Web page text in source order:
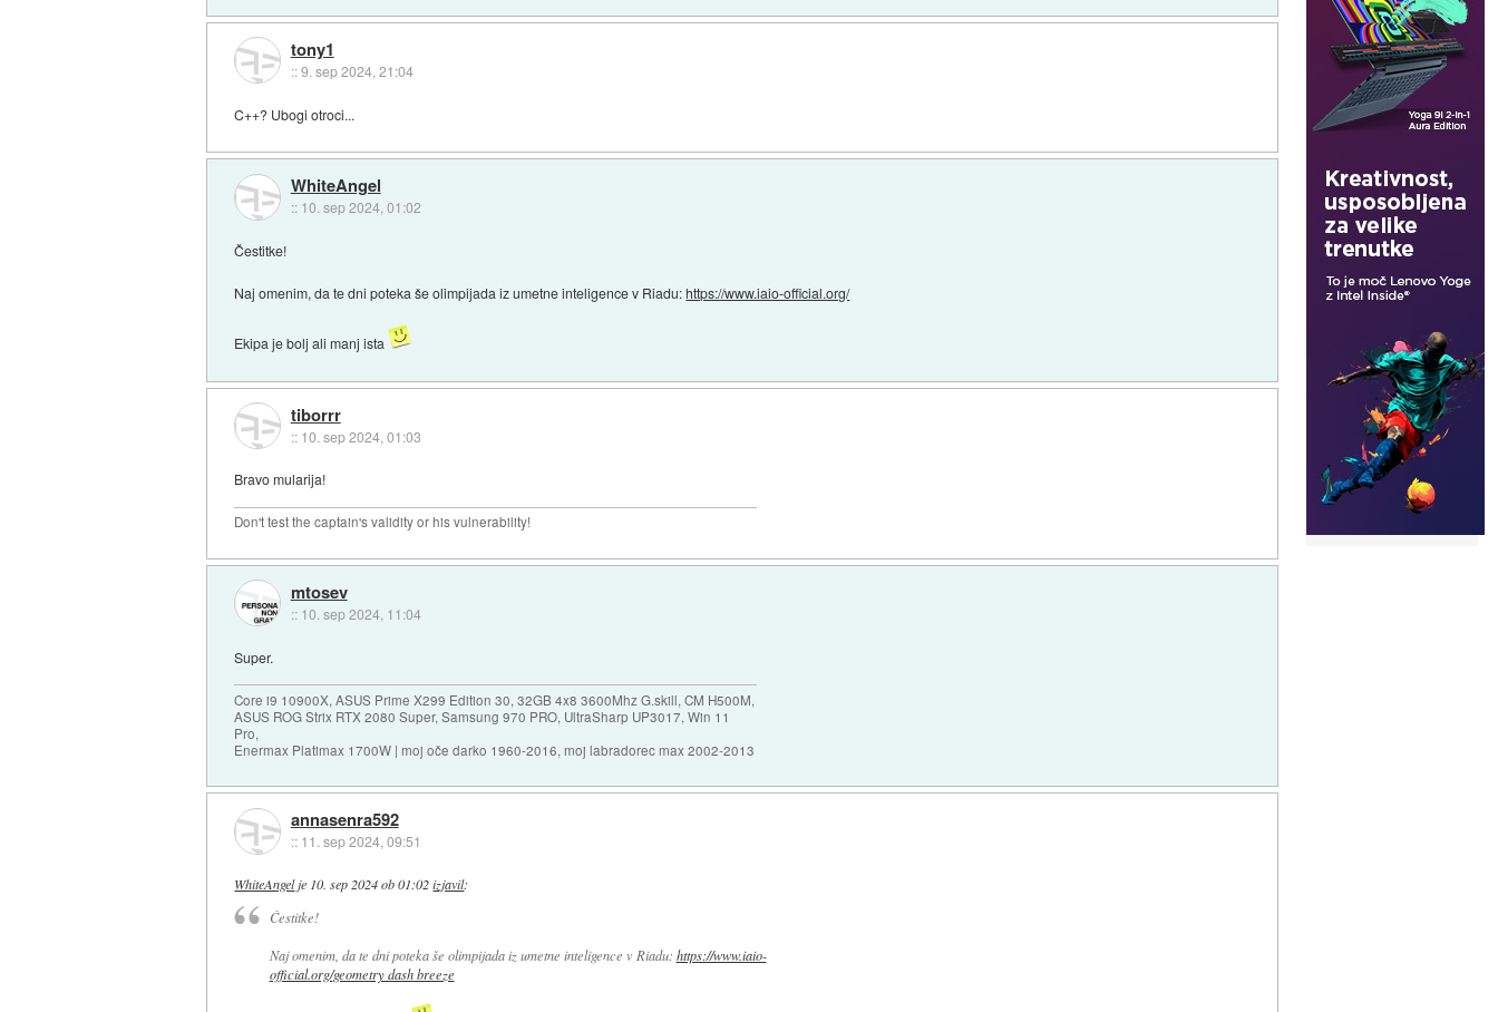
tony1
::9. sep 2024, 21:04
C++? Ubogi otroci...
WhiteAngel
:: 10. sep 2024, 01:02
Čestitke!
Naj omenim, da te dni poteka še olimpijada iz umetne inteligence v Riadu:https://www.iaio-official.org/
Ekipa je bolj ali manj ista
tiborrr
:: 10. sep 2024, 01:03
Bravo mularija!
Don't test the captain's validity or his vulnerability!
mtosev
:: 10. sep 2024, 11:04
Super.
Core i9 10900X, ASUS Prime X299 Edition 30, 32GB 4x8 3600Mhz G.skill, CM H500M,
ASUS ROG Strix RTX 2080 Super, Samsung 970 PRO, UltraSharp UP3017, Win 11
Pro,
Enermax Platimax 1700W | moj oče darko 1960-2016, moj labradorec max 2002-2013
annasenra592
:: 11. sep 2024, 09:51
WhiteAngelje 10. sep 2024 ob 01:02 izjavil:
Čestitke!
Naj omenim, da te dni poteka še olimpijada iz umetne inteligence v Riadu: https://www.iaio-
official.org/geometry dash breeze